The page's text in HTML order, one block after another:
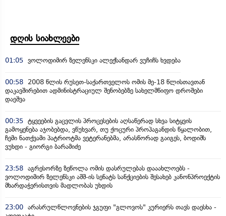
დღის სიახლეები
01:05 ვოლოდიმირ ზელენსკი ალექსანდარ ვუჩიჩს ხვდება
00:58
2008 წლის რუსეთ-საქართველოს ომის მე-18 წლისთავთან
დაკავშირებით ადმინისტრაციულ შენობებზე სახელმწიფო დროშები
დაეშვა
00:35 ტყვეების გაცვლის პროცესების აღსაწერად სხვა სიტყვის
გამოყენება აჯობებდა, ვწუხვარ, თუ ქოცური პროპაგანდის წყალობით,
ჩემი ნათქვამი პატრიოტმა ვეტერანებმა, არასწორად გაიგეს, ბოდიშს
ვუხდი - გიორგი ბარამიძე
23:58 აგრესორზე ზეწოლა ომის დასრულებას დააახლოებს -
ვოლოდიმირ ზელენსკი აშშ-ის სენატს სანქციების შესახებ კანონპროექტის
მხარდაჭერისთვის მადლობას უხდის
23:00 არასრულწლოვნების ჯგუფი "გლოვოს" კურიერს თავს დაესხა -